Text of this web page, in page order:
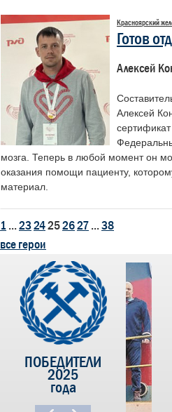
Красноярский
Готов
Алексей
Алексей
мозга. Теперь в любой момент он
оказания помощи пациенту,
материал.
1 ...2324252627 ...38
все герои
ПОБЕДИТЕЛИ
2025
года